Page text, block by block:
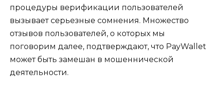
процедуры верификации пользователей
вызывает серьезные сомнения. Множество
отзывов пользователей, о которых мы
поговорим далее, подтверждают, что PayWallet
может быть замешан в мошеннической
деятельности.